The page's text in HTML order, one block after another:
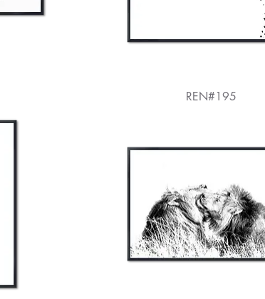
REN#195